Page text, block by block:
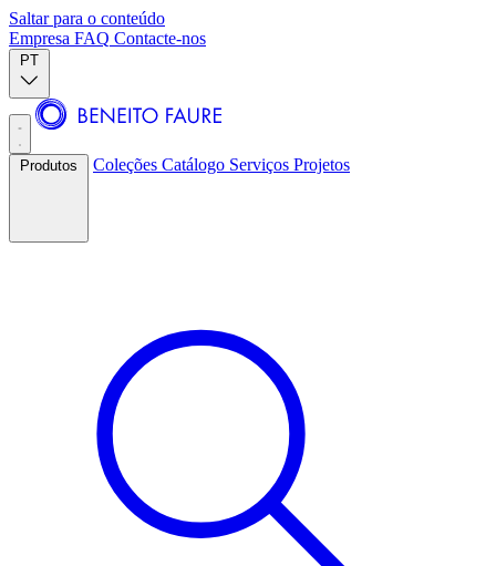
Saltar para o conteúdo
Empresa FAQ Contacte-nos
PT
Produtos Coleções Catálogo Serviços Projetos